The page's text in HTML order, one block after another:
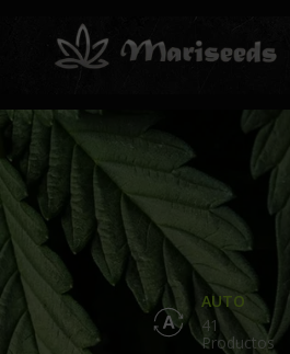
AUTO
41
Productos